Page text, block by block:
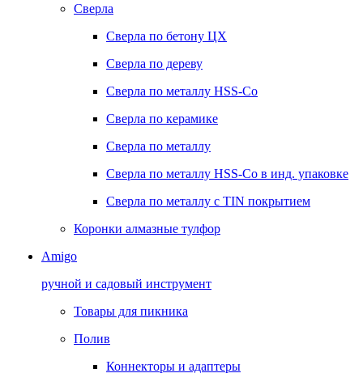
Сверла
Сверла по бетону ЦХ
Сверла по дереву
Сверла по металлу HSS-Co
Сверла по керамике
Сверла по металлу
Сверла по металлу HSS-Co в инд. упаковке
Сверла по металлу с TIN покрытием
Коронки алмазные тулфор
Amigo
ручной и садовый инструмент
Товары для пикника
Полив
Коннекторы и адаптеры